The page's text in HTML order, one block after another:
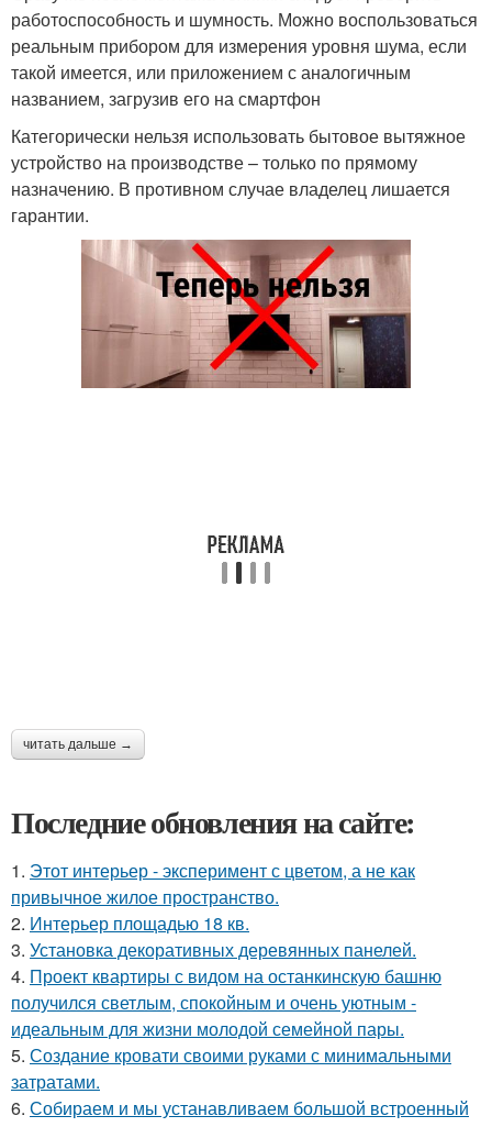
работоспособность и шумность. Можно воспользоваться
реальным прибором для измерения уровня шума, если
такой имеется, или приложением с аналогичным
названием, загрузив его на смартфон
Категорически нельзя использовать бытовое вытяжное
устройство на производстве – только по прямому
назначению. В противном случае владелец лишается
гарантии.
читать дальше →
Последние обновления на сайте:
1. Этот интерьер - эксперимент с цветом, а не как
привычное жилое пространство.
2. Интерьер площадью 18 кв.
3. Установка декоративных деревянных панелей.
4. Проект квартиры с видом на останкинскую башню
получился светлым, спокойным и очень уютным -
идеальным для жизни молодой семейной пары.
5. Создание кровати своими руками с минимальными
затратами.
6. Собираем и мы устанавливаем большой встроенный